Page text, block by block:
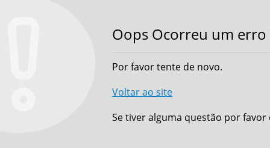
Oops Ocorreu um
Por favor tente de novo.
Voltar ao site
Se tiver alguma questão por favor